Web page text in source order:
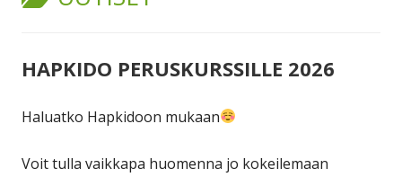
HAPKIDO PERUSKURSSILLE 2026
Haluatko Hapkidoon mukaan
Voit tulla vaikkapa huomenna jo kokeilemaan